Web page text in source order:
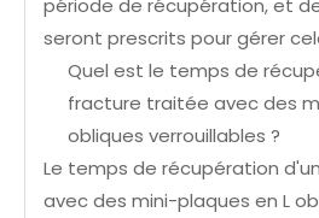
période de récupération, et
seront prescrits pour gérer
Quel est le temps de
fracture traitée avec des
obliques verrouillables ?
Le temps de récupération
avec des mini-plaques en L